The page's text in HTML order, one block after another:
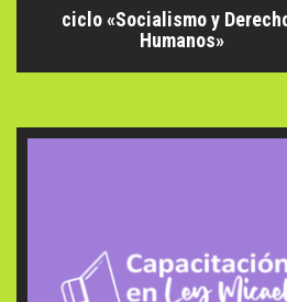
ciclo «Socialismo y
Humanos»